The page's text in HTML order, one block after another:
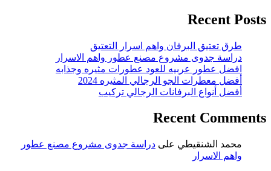
Recent Posts
طرق تعتيق البرفان واهم اسرار التعتيق
دراسة جدوى مشروع مصنع عطور واهم الاسرار
افضل عطور عربيه للعود عطورات مثيره وجذابه
أفضل معطرات الجو الرجالي المثيره 2024
أفضل أنواع البرفانات الرجالي تركيب
Recent Comments
محمد الشنقيطي على دراسة جدوى مشروع مصنع عطور
واهم الاسرار